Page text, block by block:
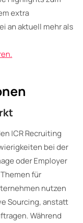
extra
an aktuell mehr als
ICR Recruiting
bei der
oder Employer
für
nutzen
Sourcing, anstatt
Während